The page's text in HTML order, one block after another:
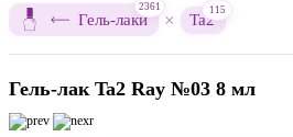
Гель-лаки
2361
× Ta2
115
Гель-лак Ta2 Ray №03 8 мл